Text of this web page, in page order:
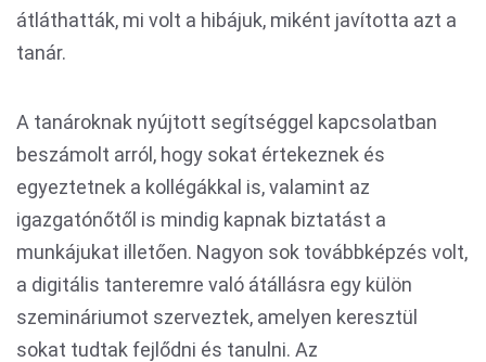
átláthatták, mi volt a hibájuk, miként javította azt a
tanár.
A tanároknak nyújtott segítséggel kapcsolatban
beszámolt arról, hogy sokat értekeznek és
egyeztetnek a kollégákkal is, valamint az
igazgatónőtől is mindig kapnak biztatást a
munkájukat illetően. Nagyon sok továbbképzés volt,
a digitális tanteremre való átállásra egy külön
szemináriumot szerveztek, amelyen keresztül
sokat tudtak fejlődni és tanulni. Az